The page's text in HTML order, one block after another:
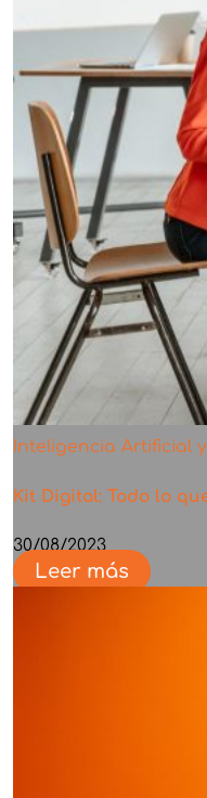
Inteligencia Artificial
Kit Digital: Todo lo
30/08/2023
Leer más